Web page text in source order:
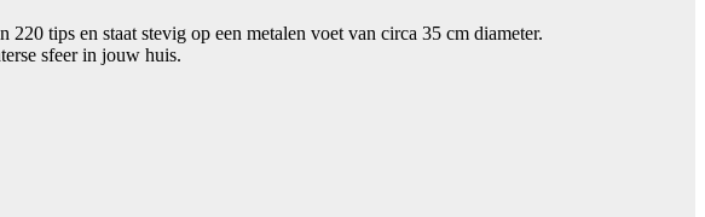
tips en staat stevig op een metalen voet van circa 35 cm diameter.
sfeer in jouw huis.